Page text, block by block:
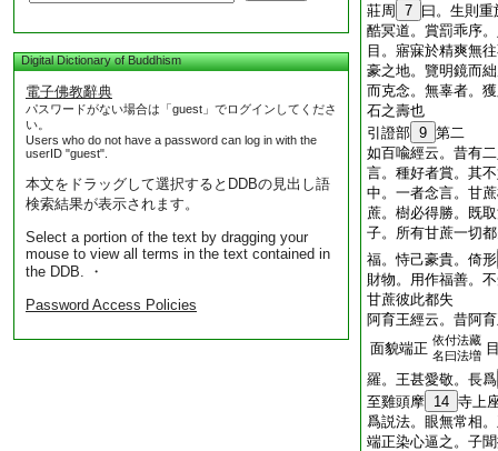
Digital Dictionary of Buddhism
電子佛教辭典
パスワードがない場合は「guest」でログインしてくださ
い。
Users who do not have a password can log in with the
userID "guest".
本文をドラッグして選択するとDDBの見出し語
検索結果が表示されます。
Select a portion of the text by dragging your
mouse to view all terms in the text contained in
the DDB. ・
Password Access Policies
莊周
7 曰。生則重
酷冥道。賞罰乖序
目。寤寐於精爽無
豪之地。覽明鏡而
而克念。無辜者。
石之壽也
引證部 9 第二
如百喩經云。昔有
言。種好者賞。其
中。一者念言。甘
蔗。樹必得勝。既
子。所有甘蔗一切
福。恃己豪貴。倚形
財物。用作福善。
甘蔗彼此都失
阿育王經云。昔阿
面貌端正 依付法藏
名曰法増
羅。王甚愛敬。長爲
至雞頭摩 14 寺上
爲説法。眼無常相
端正染心逼之。子